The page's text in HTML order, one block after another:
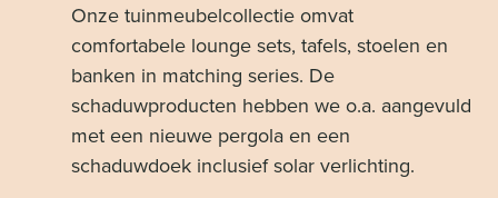
Onze tuinmeubelcollectie omvat
comfortabele lounge sets, tafels, stoelen en
banken in matching series. De
schaduwproducten hebben we o.a. aangevuld
met een nieuwe pergola en een
schaduwdoek inclusief solar verlichting.